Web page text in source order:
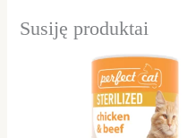
Susiję produktai